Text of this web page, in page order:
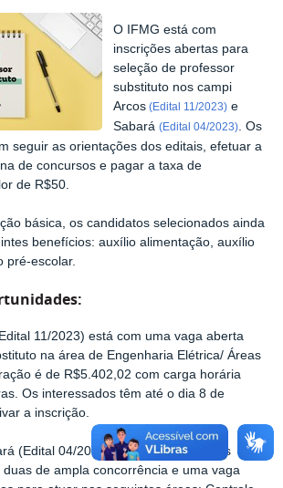
O IFMG está com
inscrições abertas para
seleção de professor
substituto nos campi
Arcos (Edital 11/2023) e
Sabará(Edital 04/2023). Os
seguir as orientações dos editais, efetuar a
de concursos e pagar a taxa de
de R$50.
básica, os candidatos selecionados ainda
benefícios: auxílio alimentação, auxílio
pré-escolar.
11/2023) está com uma vaga aberta
na área de Engenharia Elétrica/ Áreas
é de R$5.402,02 com carga horária
Os interessados têm até o dia 8 de
a inscrição.
(Edital 04/2023) está com três vagas
de ampla concorrência e uma vaga